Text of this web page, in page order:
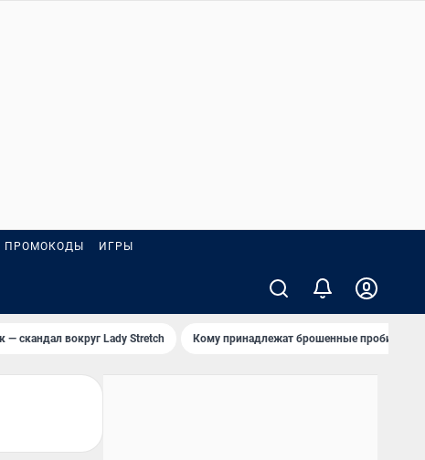
ПРОМОКОДЫ ИГРЫ
— скандал вокруг Lady Stretch Кому принадлежат брошенные пробирки?